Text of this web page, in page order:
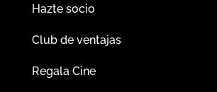
Hazte socio
Club de ventajas
Regala Cine